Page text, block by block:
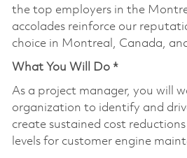
the top employers in the
accolades reinforce our
choice in Montreal, Canada,
What You Will Do *
As a project manager, you will
organization to identify and
create sustained cost
levels for customer engine